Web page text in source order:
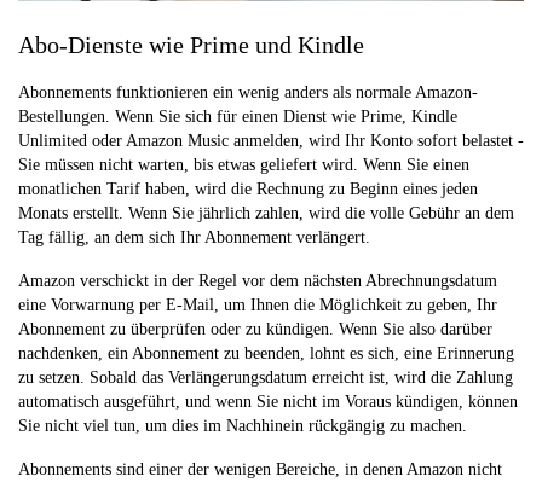
Abo-Dienste wie Prime und Kindle
Abonnements funktionieren ein wenig anders als normale Amazon-
Bestellungen. Wenn Sie sich für einen Dienst wie Prime, Kindle
Unlimited oder Amazon Music anmelden, wird Ihr Konto sofort belastet -
Sie müssen nicht warten, bis etwas geliefert wird. Wenn Sie einen
monatlichen Tarif haben, wird die Rechnung zu Beginn eines jeden
Monats erstellt. Wenn Sie jährlich zahlen, wird die volle Gebühr an dem
Tag fällig, an dem sich Ihr Abonnement verlängert.
Amazon verschickt in der Regel vor dem nächsten Abrechnungsdatum
eine Vorwarnung per E-Mail, um Ihnen die Möglichkeit zu geben, Ihr
Abonnement zu überprüfen oder zu kündigen. Wenn Sie also darüber
nachdenken, ein Abonnement zu beenden, lohnt es sich, eine Erinnerung
zu setzen. Sobald das Verlängerungsdatum erreicht ist, wird die Zahlung
automatisch ausgeführt, und wenn Sie nicht im Voraus kündigen, können
Sie nicht viel tun, um dies im Nachhinein rückgängig zu machen.
Abonnements sind einer der wenigen Bereiche, in denen Amazon nicht